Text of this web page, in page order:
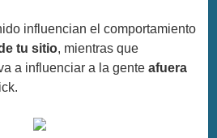
influencian el comportamiento
tu sitio, mientras que
a influenciar a la genteafuera